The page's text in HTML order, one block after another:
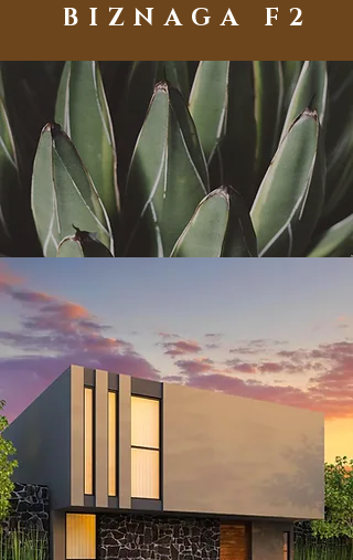
BIZNAGA F2